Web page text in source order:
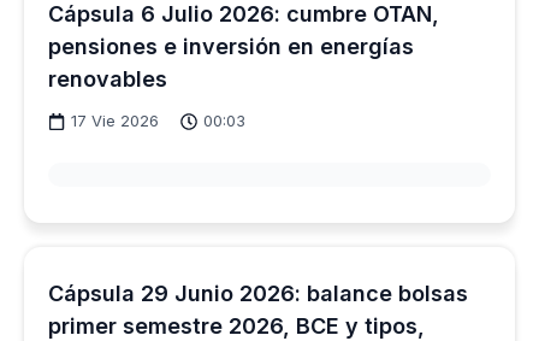
Cápsula 6 Julio 2026: cumbre OTAN,
pensiones e inversión en energías
renovables
17 Vie 2026 00:03
Cápsula 29 Junio 2026: balance bolsas
primer semestre 2026, BCE y tipos,